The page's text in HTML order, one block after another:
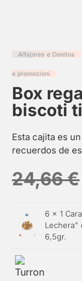
Alfajores e Conitos
e promozioni
Box
biscoti
Esta cajita es
recuerdos de
24,66€
6 × 1
Lechera"
6,5gr.